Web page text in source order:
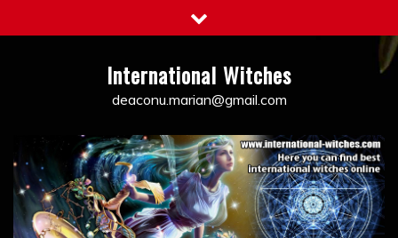
to
International Witches
deaconu.marian@gmail.com